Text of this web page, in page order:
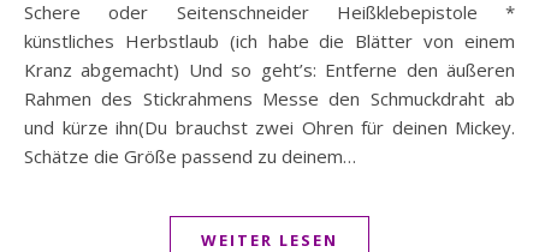
Schere oder Seitenschneider Heißklebepistole *
künstliches Herbstlaub (ich habe die Blätter von einem
Kranz abgemacht) Und so geht’s: Entferne den äußeren
Rahmen des Stickrahmens Messe den Schmuckdraht ab
und kürze ihn(Du brauchst zwei Ohren für deinen Mickey.
Schätze die Größe passend zu deinem…
WEITER LESEN